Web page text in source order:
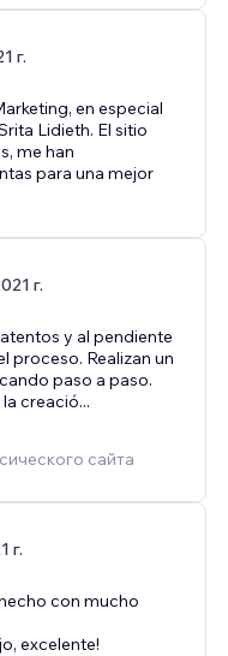
г.
en especial
Lidieth. El sitio
me han
para una mejor
г.
y al pendiente
proceso. Realizan un
paso a paso.
creació...
сайта
г.
con mucho
excelente!